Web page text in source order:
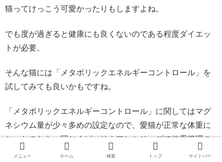
猫ってけっこう可愛かったりもしますよね。
でも度が過ぎると健康にも良くないのである程度ダイエッ
トが必要。
そんな猫には「メタボリックエネルギーコントロール」を
試してみても良いかもですね。
「メタボリックエネルギーコントロール」に関してはマグ
ネシウム量が少々多めの設定なので、愛猫が正常な体重に
なったのなら、同じくピュリナワンシリーズで体重管理の
しやすい「
避妊・去勢した猫の体重ケア 」や「 インドアキ
メニュー ホーム 検索 トップ サイドバー